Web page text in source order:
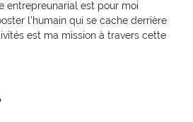
entrepreunarial est pour moi
l'humain qui se cache derrière
est ma mission à travers cette